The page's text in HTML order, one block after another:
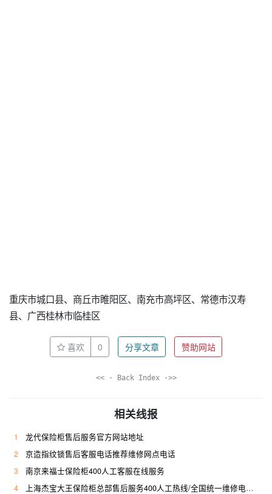
重庆市城口县、商丘市睢阳区、南充市高坪区、常德市汉寿
县、广西桂林市临桂区
喜欢 0 分享文章 赞助网站
<< · Back Index ·>>
相关线报
1
龙代保险柜售后服务官方网站地址
2
京造指纹锁售后客服电话推荐维修网点电话
3
南京来福士保险柜400人工客服在线服务
4
上海杰宝大王保险柜总部售后服务400人工热线/全国统一维修电话是多少